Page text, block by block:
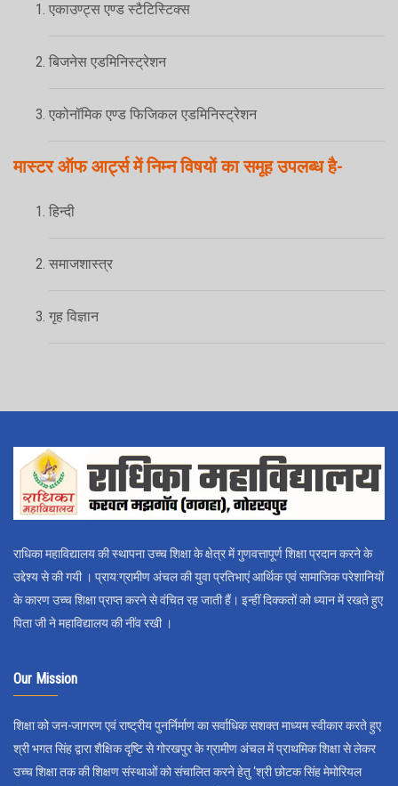
एकाउण्ट्स एण्ड स्टैटिस्टिक्स
बिजनेस एडमिनिस्ट्रेशन
एकोनॉमिक एण्ड फिजिकल एडमिनिस्ट्रेशन
मास्टर ऑफ आर्ट्स में निम्न विषयों का समूह उपलब्ध है-
हिन्दी
समाजशास्त्र
गृह विज्ञान
राधिका महाविद्यालय की स्थापना उच्च शिक्षा के क्षेत्र में गुणवत्तापूर्ण शिक्षा प्रदान करने के
उद्देश्य से की गयी । प्राय:ग्रामीण अंचल की युवा प्रतिभाएं आर्थिक एवं सामाजिक परेशानियों
के कारण उच्च शिक्षा प्राप्त करने से वंचित रह जाती हैं। इन्हीं दिक्कतों को ध्यान में रखते हुए
पिता जी ने महाविद्यालय की नींव रखी ।
Our Mission
शिक्षा को जन-जागरण एवं राष्ट्रीय पुनर्निर्माण का सर्वाधिक सशक्त माध्यम स्वीकार करते हुए
श्री भगत सिंह द्वारा शैक्षिक दृष्टि से गोरखपुर के ग्रामीण अंचल में प्राथमिक शिक्षा से लेकर
उच्च शिक्षा तक की शिक्षण संस्थाओं को संचालित करने हेतु ‘श्री छोटक सिंह मेमोरियल